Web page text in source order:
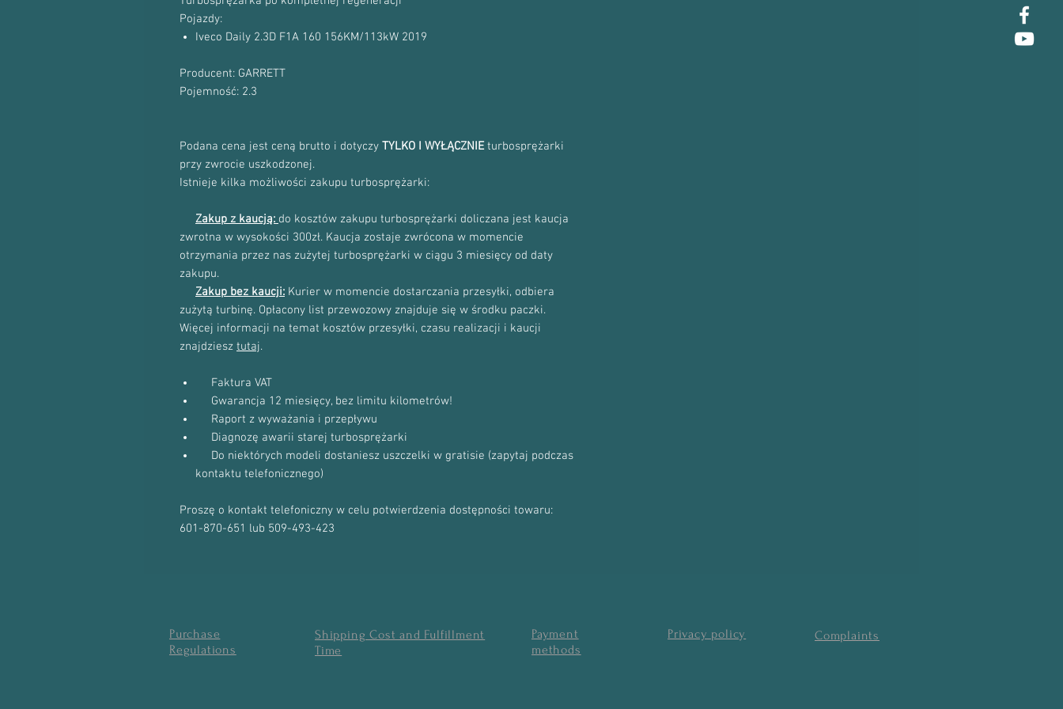
Pojazdy:
Iveco Daily 2.3D F1A 160 156KM/113kW 2019
Producent: GARRETT
Pojemność: 2.3
Podana cena jest ceną brutto i dotyczy TYLKO I WYŁĄCZNIEturbosprężarki
przy zwrocie uszkodzonej.
Istnieje kilka możliwości zakupu turbosprężarki:
Zakup z kaucją: do kosztów zakupu turbosprężarki doliczana jest kaucja
zwrotna w wysokości 300zł. Kaucja zostaje zwrócona w momencie
otrzymania przez nas zużytej turbosprężarki w ciągu 3 miesięcy od daty
zakupu.
Zakup bez kaucji: Kurier w momencie dostarczania przesyłki, odbiera
zużytą turbinę. Opłacony list przewozowy znajduje się w środku paczki.
Więcej informacji na temat kosztów przesyłki, czasu realizacji i kaucji
znajdziesz tutaj.
Faktura VAT
Gwarancja 12 miesięcy, bez limitu kilometrów!
Raport z wyważania i przepływu
Diagnozę awarii starej turbosprężarki
Do niektórych modeli dostaniesz uszczelki w gratisie (zapytaj podczas
kontaktu telefonicznego)
Proszę o kontakt telefoniczny w celu potwierdzenia dostępności towaru:
601-870-651 lub 509-493-423
Purchase
Regulations
Shipping Cost and Fulfillment
Time
Payment
methods
Privacy policy Complaints